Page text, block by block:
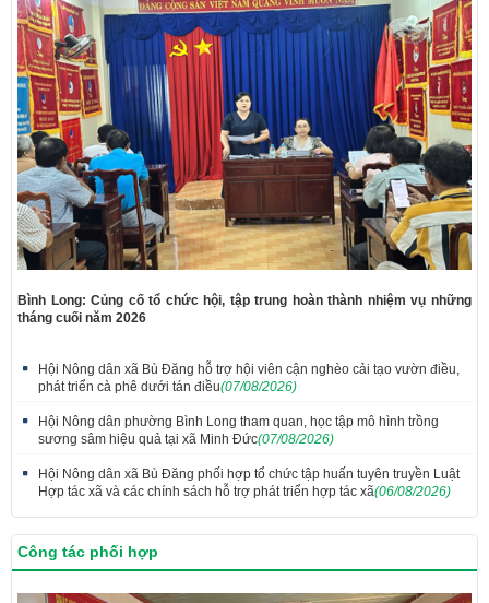
Bình Long: Củng cố tổ chức hội, tập trung hoàn thành nhiệm vụ những
tháng cuối năm 2026
Hội Nông dân xã Bù Đăng hỗ trợ hội viên cận nghèo cải tạo vườn điều,
phát triển cà phê dưới tán điều(07/08/2026)
Hội Nông dân phường Bình Long tham quan, học tập mô hình trồng
sương sâm hiệu quả tại xã Minh Đức(07/08/2026)
Hội Nông dân xã Bù Đăng phối hợp tổ chức tập huấn tuyên truyền Luật
Hợp tác xã và các chính sách hỗ trợ phát triển hợp tác xã(06/08/2026)
Công tác phối hợp